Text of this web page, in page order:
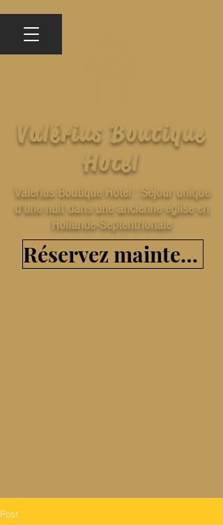
Réservez maintenant
Valérius Boutique
Hotel
Valerius Boutique Hotel : Séjour unique
d'une nuit dans une ancienne église en
Hollande-Septentrionale
Post